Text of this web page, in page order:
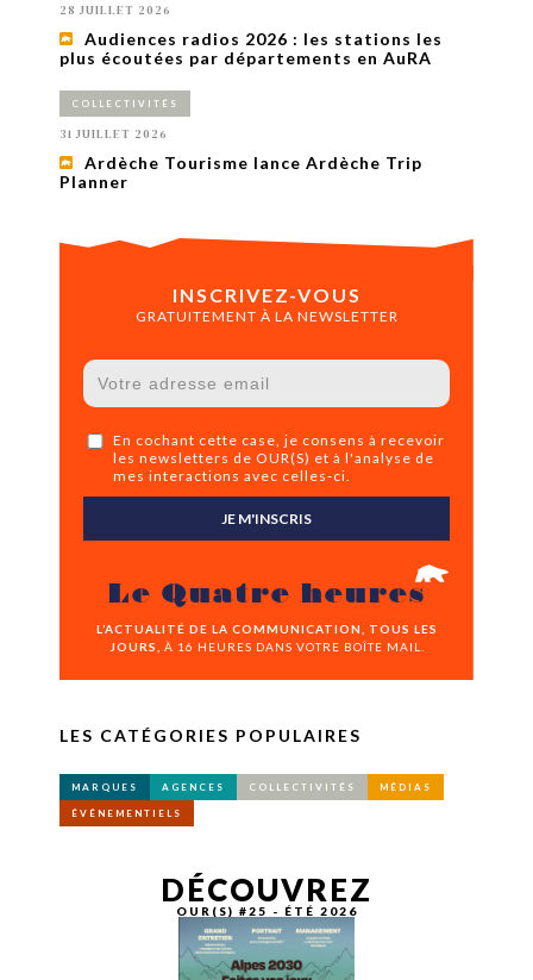
28 JUILLET 2026
Audiences radios 2026 : les stations les
plus écoutées par départements en AuRA
COLLECTIVITÉS
31 JUILLET 2026
Ardèche Tourisme lance Ardèche Trip
Planner
INSCRIVEZ-VOUS
GRATUITEMENT À LA NEWSLETTER
En cochant cette case, je consens à recevoir
les newsletters de OUR(S) et à l'analyse de
mes interactions avec celles-ci.
JE M'INSCRIS
Le Quatre heures
L’ACTUALITÉ DE LA COMMUNICATION, TOUS LES
JOURS,
À 16 HEURES DANS VOTRE BOÎTE MAIL.
LES CATÉGORIES POPULAIRES
MARQUES AGENCES COLLECTIVITÉS MÉDIAS
ÉVÉNEMENTIELS
DÉCOUVREZ
OUR(S) #25 - ÉTÉ 2026